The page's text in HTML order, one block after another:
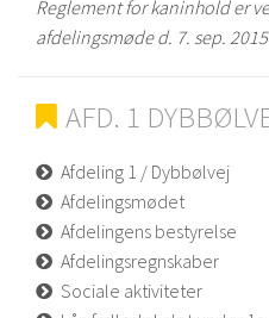
Reglement for kaninhold er
afdelingsmøde d. 7. sep. 2015
AFD. 1
Afdeling 1 / Dybbølvej
Afdelingsmødet
Afdelingens bestyrelse
Afdelingsregnskaber
Sociale aktiviteter